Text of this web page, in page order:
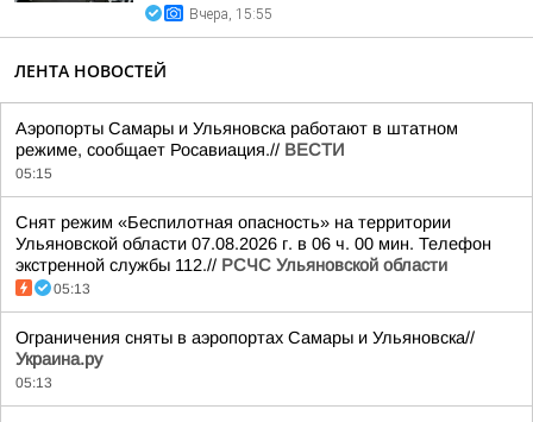
Вчера, 15:55
ЛЕНТА НОВОСТЕЙ
Аэропорты Самары и Ульяновска работают в штатном
режиме, сообщает Росавиация.// ВЕСТИ
05:15
Снят режим «Беспилотная опасность» на территории
Ульяновской области 07.08.2026 г. в 06 ч. 00 мин. Телефон
экстренной службы 112.// РСЧС Ульяновской области
05:13
Ограничения сняты в аэропортах Самары и Ульяновска//
Украина.ру
05:13